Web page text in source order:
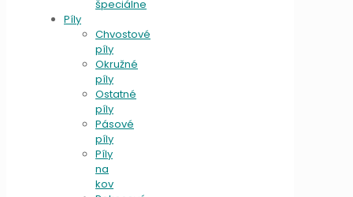
špeciálne
Píly
Chvostové
píly
Okružné
píly
Ostatné
píly
Pásové
píly
Píly
na
kov